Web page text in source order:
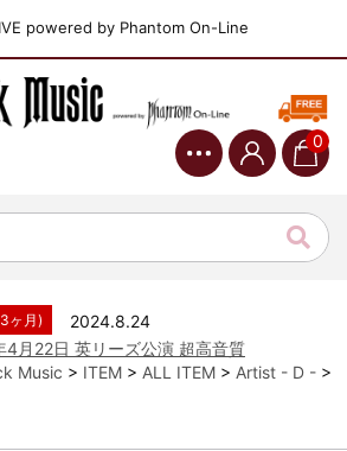
powered by Phantom On-Line
0
8+9日 コロラド州 2公演 SBD 完全収録！
ヶ月)
2024.11.9
ヶ月)
2024.8.24
月22日 英リーズ公演 超高音質
月)
Music > ITEM > ALL ITEM > Artist - D - >